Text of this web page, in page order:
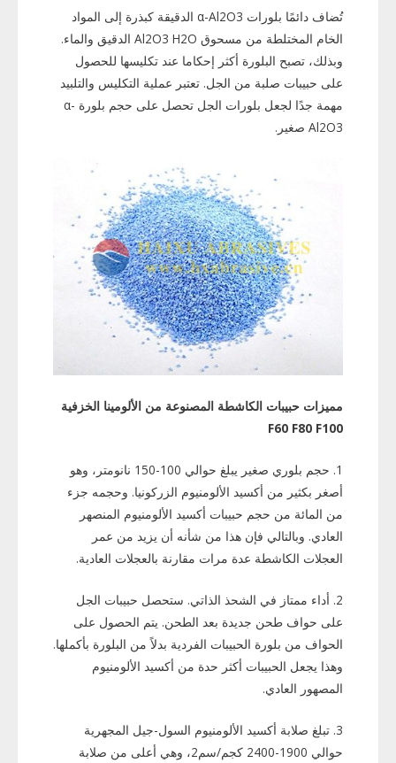
تُضاف دائمًا بلورات α-Al2O3 الدقيقة كبذرة إلى المواد
الخام المختلطة من مسحوق Al2O3 H2O الدقيق والماء.
وبذلك، تصبح البلورة أكثر إحكاما عند تكليسها للحصول
على حبيبات صلبة من الجل. تعتبر عملية التكليس والتلبيد
مهمة جدًا لجعل بلورات الجل تحصل على حجم بلورة α-
Al2O3 صغير.
مميزات حبيبات الكاشطة المصنوعة من الألومينا الخزفية
F60 F80 F100
1. حجم بلوري صغير يبلغ حوالي 100-150 نانومتر، وهو
أصغر بكثير من أكسيد الألومنيوم الزركونيا. وحجمه جزء
من المائة من حجم حبيبات أكسيد الألومنيوم المنصهر
العادي. وبالتالي فإن هذا من شأنه أن يزيد من عمر
العجلات الكاشطة عدة مرات مقارنة بالعجلات العادية.
2. أداء ممتاز في الشحذ الذاتي. ستحصل حبيبات الجل
على حواف طحن جديدة بعد الطحن. يتم الحصول على
الحواف من بلورة الحبيبات الفردية بدلاً من البلورة بأكملها.
وهذا يجعل الحبيبات أكثر حدة من أكسيد الألومنيوم
المصهور العادي.
3. تبلغ صلابة أكسيد الألومنيوم السول-جيل المجهرية
حوالي 1900-2400 كجم/سم2، وهي أعلى من صلابة